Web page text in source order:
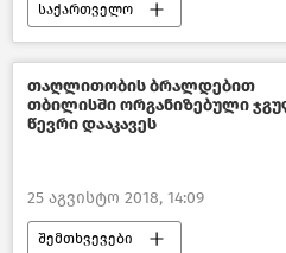
საქართველო
კულტურა საქართველოში
თაღლითობის ბრალდებით
თბილისში ორგანიზებული
წევრი დააკავეს
25 აგვისტო 2018, 14:09
შემთხვევები